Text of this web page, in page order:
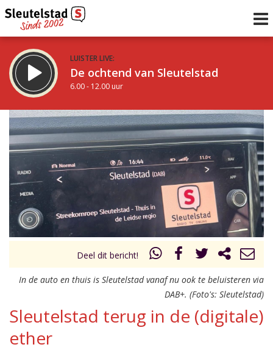
LUISTER LIVE:
De ochtend van Sleutelstad
6.00 - 12.00 uur
STRAKS:
De middag van Sleutelstad
12.00 - 18.00 uur
Vorig uur
uur 1 van 0 Volgend uur
Deel dit bericht!
In de auto en thuis is Sleutelstad vanaf nu ook te beluisteren via
DAB+. (Foto's: Sleutelstad)
Sleutelstad terug in de (digitale)
ether